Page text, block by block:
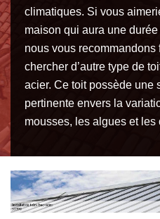
climatiques. Si vous
maison qui aura une
nous vous recommandons
chercher d’autre type de
acier. Ce toit possède une
pertinente envers la
mousses, les algues et les